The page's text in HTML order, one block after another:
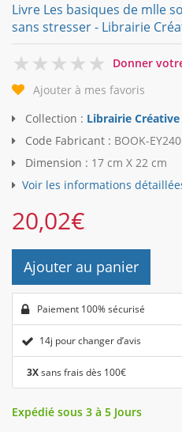
Livre Les basiques de mlle
sans stresser - Librairie
0
Donner
Ajouter à mes favoris
Collection : Librairie Créative
Code Fabricant : BOOK-EY240
Dimension : 17 cm X 22 cm
Voir les informations
20,02€
Ajouter au panier
Paiement 100% sécurisé
14j pour changer d’avis
3Xsans frais dès 100€
Expédié sous 3 à 5 Jours